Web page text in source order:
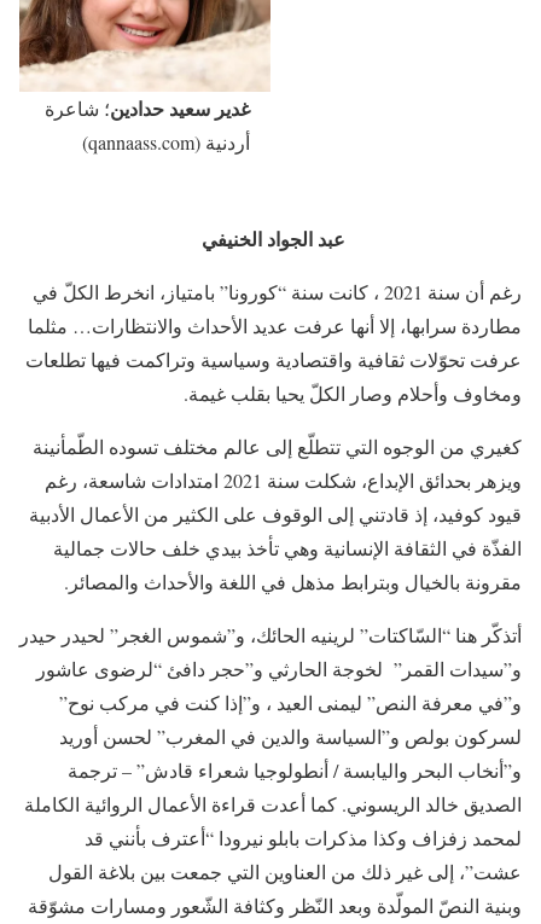
غدير سعيد حدادين؛ شاعرة
أردنية (qannaass.com)
عبد الجواد الخنيفي
رغم أن سنة 2021 ، كانت سنة “كورونا” بامتياز، انخرط الكلّ في
مطاردة سرابها، إلا أنها عرفت عديد الأحداث والانتظارات… مثلما
عرفت تحوّلات ثقافية واقتصادية وسياسية وتراكمت فيها تطلعات
ومخاوف وأحلام وصار الكلّ يحيا بقلب غيمة.
كغيري من الوجوه التي تتطلّع إلى عالم مختلف تسوده الطّمأنينة
ويزهر بحدائق الإبداع، شكلت سنة 2021 امتدادات شاسعة، رغم
قيود كوفيد، إذ قادتني إلى الوقوف على الكثير من الأعمال الأدبية
الفذّة في الثقافة الإنسانية وهي تأخذ بيدي خلف حالات جمالية
مقرونة بالخيال وبترابط مذهل في اللغة والأحداث والمصائر.
أتذكّر هنا “السّاكتات” لرينيه الحائك، و”شموس الغجر” لحيدر حيدر
و”سيدات القمر” لخوجة الحارثي و”حجر دافئ “لرضوى عاشور
و”في معرفة النص” ليمنى العيد ، و”إذا كنت في مركب نوح”
لسركون بولص و”السياسة والدين في المغرب” لحسن أوريد
و”أنخاب البحر واليابسة / أنطولوجيا شعراء قادش” – ترجمة
الصديق خالد الريسوني. كما أعدت قراءة الأعمال الروائية الكاملة
لمحمد زفزاف وكذا مذكرات بابلو نيرودا “أعترف بأنني قد
عشت”، إلى غير ذلك من العناوين التي جمعت بين بلاغة القول
وبنية النصّ المولّدة وبعد النّظر وكثافة الشّعور ومسارات مشوّقة